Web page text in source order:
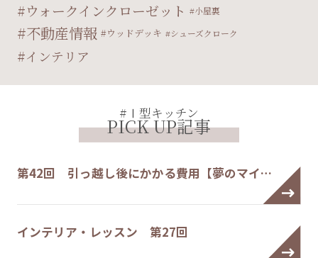
ウォークインクローゼット 小屋裏
不動産情報 ウッドデッキ シューズクローク
インテリア
#Ⅰ型キッチン
PICK UP記事
第42回 引っ越し後にかかる費用【夢のマイ…
インテリア・レッスン 第27回